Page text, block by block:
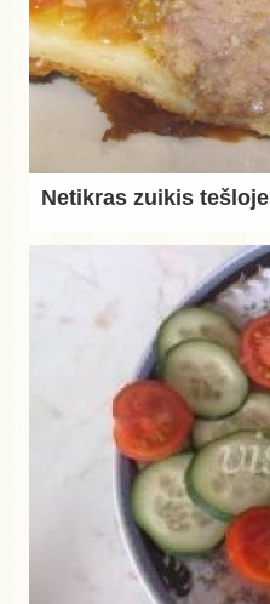
Netikras zuikis tešloje